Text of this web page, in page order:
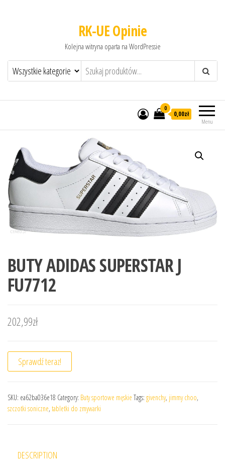
RK-UE Opinie
Kolejna witryna oparta na WordPressie
Menu
0
0,00zł
BUTY ADIDAS SUPERSTAR J
FU7712
202,99zł
Sprawdź teraz!
SKU: ea62ba036e18 Category: Buty sportowe męskie Tags: givenchy, jimmy choo,
szczotki soniczne, tabletki do zmywarki
DESCRIPTION